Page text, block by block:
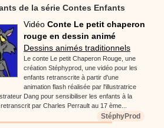
de la série Contes Enfants
Vidéo Conte Le petit chaperon
rouge en dessin animé
Dessins animés traditionnels
Le conte Le petit Chaperon Rouge, une
création Stéphyprod, une vidéo pour les
enfants retranscrite à partir d'une
animation flash réalisée par l'illustratrice
Dang pour sensibiliser les enfants à la
par Charles Perrault au 17 ème...
StéphyProd